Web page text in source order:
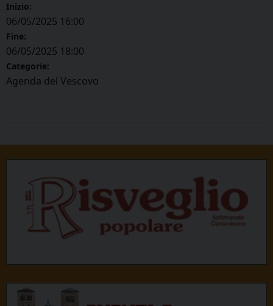
Inizio:
06/05/2025 16:00
Fine:
06/05/2025 18:00
Categorie:
Agenda del Vescovo